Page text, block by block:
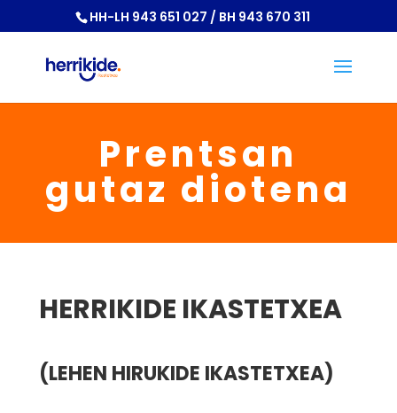
HH-LH 943 651 027 / BH 943 670 311
Prentsan
gutaz diotena
HERRIKIDE IKASTETXEA
(LEHEN HIRUKIDE IKASTETXEA)